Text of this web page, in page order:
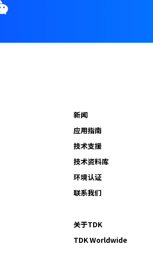
新闻
应用指南
技术支援
技术资料库
环境认证
联系我们
关于TDK
TDK Worldwide